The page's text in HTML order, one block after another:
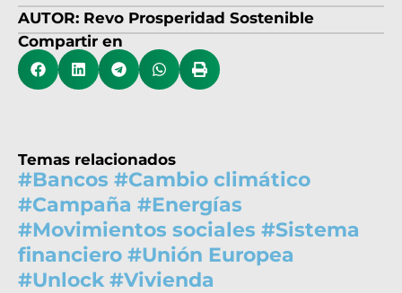
AUTOR: Revo Prosperidad Sostenible
Compartir en
Temas relacionados
#Bancos #Cambio climático
#Campaña #Energías
#Movimientos sociales #Sistema
financiero #Unión Europea
#Unlock#Vivienda